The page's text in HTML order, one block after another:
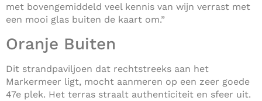
met bovengemiddeld veel kennis van wijn verrast met
een mooi glas buiten de kaart om.”
Oranje Buiten
Dit strandpaviljoen dat rechtstreeks aan het
Markermeer ligt, mocht aanmeren op een zeer goede
47e plek. Het terras straalt authenticiteit en sfeer uit.